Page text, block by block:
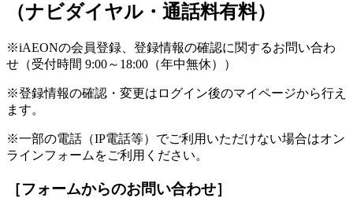
（ナビダイヤル・通話料有料）
※iAEONの会員登録、登録情報の確認に関するお問い合わ
せ（受付時間 9:00～18:00（年中無休））
※登録情報の確認・変更はログイン後のマイページから行え
ます。
※一部の電話（IP電話等）でご利用いただけない場合はオン
ラインフォームをご利用ください。
［フォームからのお問い合わせ］